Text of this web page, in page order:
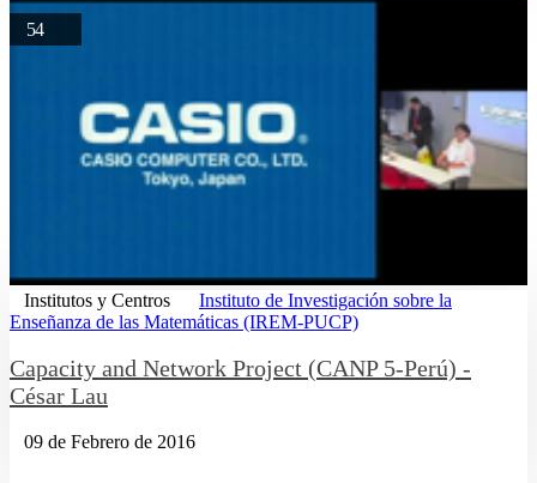
54
Institutos y Centros
Instituto de Investigación sobre la
Enseñanza de las Matemáticas (IREM-PUCP)
Capacity and Network Project (CANP 5-Perú) -
César Lau
09 de Febrero de 2016